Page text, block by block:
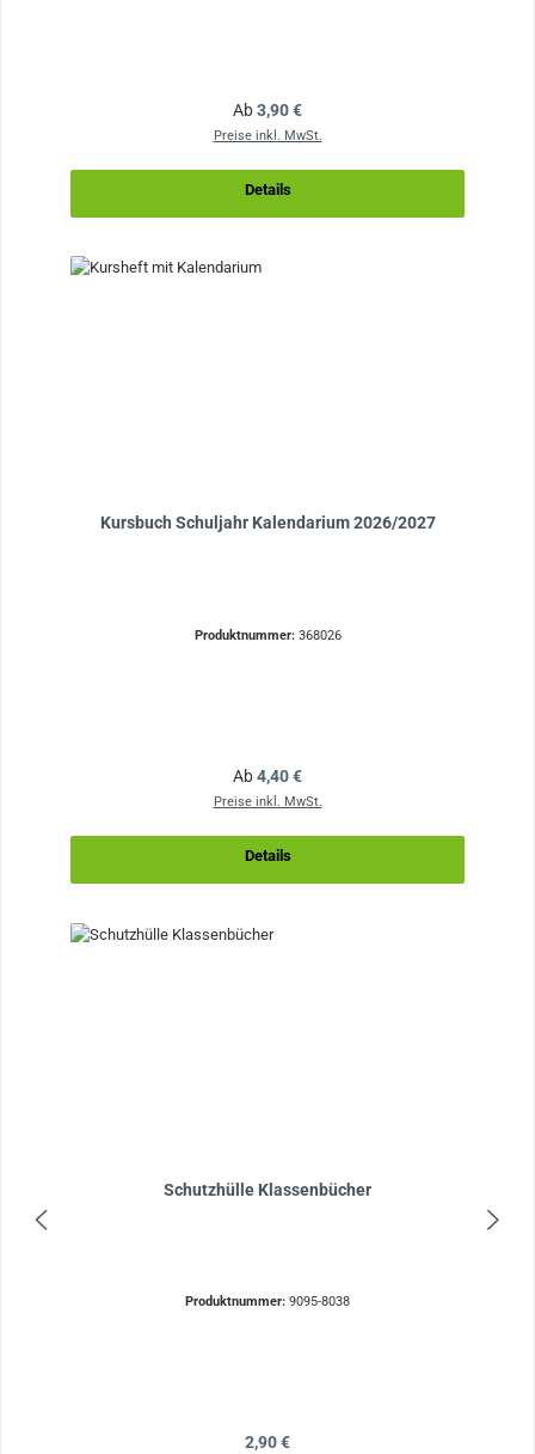
Regulärer Preis:
Ab3,90 €
Preise inkl. MwSt.
Details
Kursbuch Schuljahr Kalendarium 2026/2027
Produktnummer: 368026
Regulärer Preis:
Ab4,40 €
Preise inkl. MwSt.
Details
Schutzhülle Klassenbücher
Produktnummer: 9095-8038
Regulärer Preis:
2,90 €